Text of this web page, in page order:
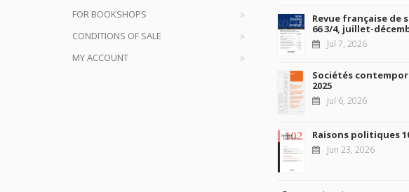
FOR BOOKSHOPS
CONDITIONS OF SALE
MY ACCOUNT
Revue française de
66 3/4, juillet-
Jul 7, 2026
Sociétés
2025
Jul 6, 2026
Raisons politiques
Jun 23, 2026